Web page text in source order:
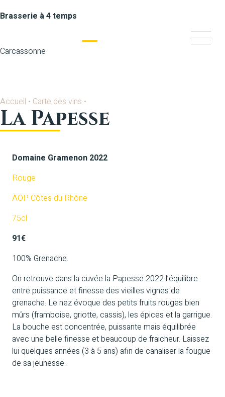
Brasserie à 4 temps
Carcassonne
Accueil • Carte des vins •
La Papesse
Domaine Gramenon 2022
Rouge
AOP Côtes du Rhône
75cl
91€
100% Grenache.
On retrouve dans la cuvée la Papesse 2022 l’équilibre
entre puissance et finesse des vieilles vignes de
grenache. Le nez évoque des petits fruits rouges bien
mûrs (framboise, griotte, cassis), les épices et la garrigue.
La bouche est concentrée, puissante mais équilibrée
avec une belle finesse et beaucoup de fraicheur. Laissez
lui quelques années (3 à 5 ans) afin de canaliser la fougue
de sa jeunesse.